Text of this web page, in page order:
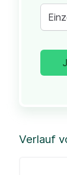
Verlauf